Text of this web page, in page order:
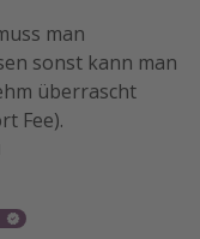
man
sonst kann man
überrascht
Fee).